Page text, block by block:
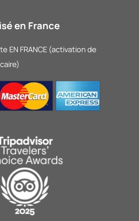
en France
EN FRANCE (activation de